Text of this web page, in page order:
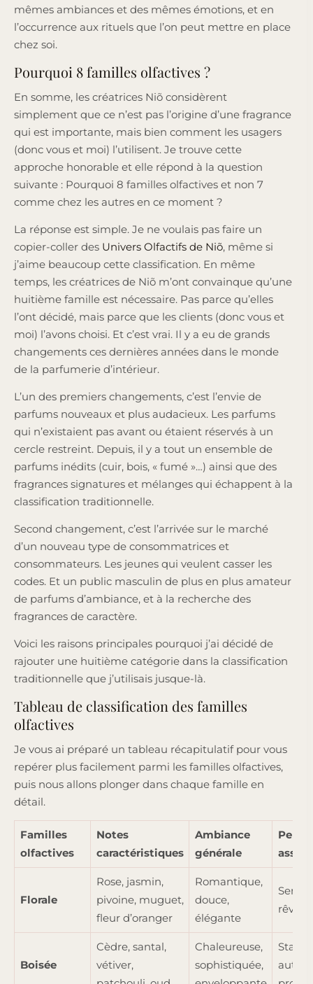
mêmes ambiances et des mêmes émotions, et en
l’occurrence aux rituels que l’on peut mettre en place
chez soi.
Pourquoi 8 familles olfactives ?
En somme, les créatrices Niõ considèrent
simplement que ce n’est pas l’origine d’une fragrance
qui est importante, mais bien comment les usagers
(donc vous et moi) l’utilisent. Je trouve cette
approche honorable et elle répond à la question
suivante : Pourquoi 8 familles olfactives et non 7
comme chez les autres en ce moment ?
La réponse est simple. Je ne voulais pas faire un
copier-coller des Univers Olfactifs de Niõ, même si
j’aime beaucoup cette classification. En même
temps, les créatrices de Niõ m’ont convainque qu’une
huitième famille est nécessaire. Pas parce qu’elles
l’ont décidé, mais parce que les clients (donc vous et
moi) l’avons choisi. Et c’est vrai. Il y a eu de grands
changements ces dernières années dans le monde
de la parfumerie d’intérieur.
L’un des premiers changements, c’est l’envie de
parfums nouveaux et plus audacieux. Les parfums
qui n’existaient pas avant ou étaient réservés à un
cercle restreint. Depuis, il y a tout un ensemble de
parfums inédits (cuir, bois, « fumé »…) ainsi que des
fragrances signatures et mélanges qui échappent à la
classification traditionnelle.
Second changement, c’est l’arrivée sur le marché
d’un nouveau type de consommatrices et
consommateurs. Les jeunes qui veulent casser les
codes. Et un public masculin de plus en plus amateur
de parfums d’ambiance, et à la recherche des
fragrances de caractère.
Voici les raisons principales pourquoi j’ai décidé de
rajouter une huitième catégorie dans la classification
traditionnelle que j’utilisais jusque-là.
Tableau de classification des familles
olfactives
Je vous ai préparé un tableau récapitulatif pour vous
repérer plus facilement parmi les familles olfactives,
puis nous allons plonger dans chaque famille en
détail.
Familles
olfactives
Notes
caractéristiques
Ambiance
générale
Florale
Rose, jasmin,
pivoine, muguet,
fleur d’oranger
Romantique,
douce,
élégante
Boisée
Cèdre, santal,
vétiver,
Chaleureuse,
sophistiquée,
Stable,